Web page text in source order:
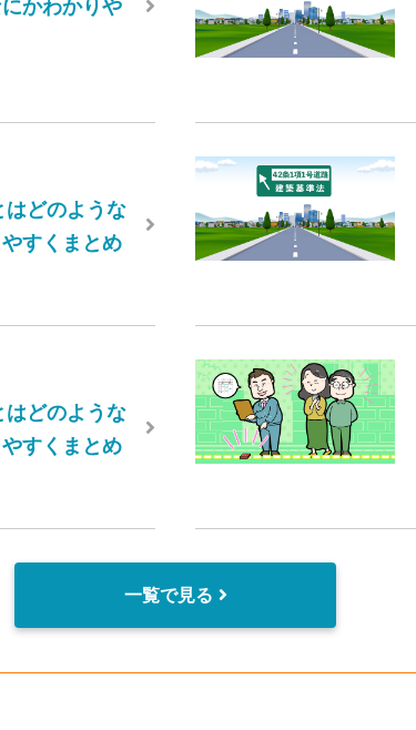
かわかりや
はどのような
すくまとめ
はどのような
すくまとめ
一覧で見る